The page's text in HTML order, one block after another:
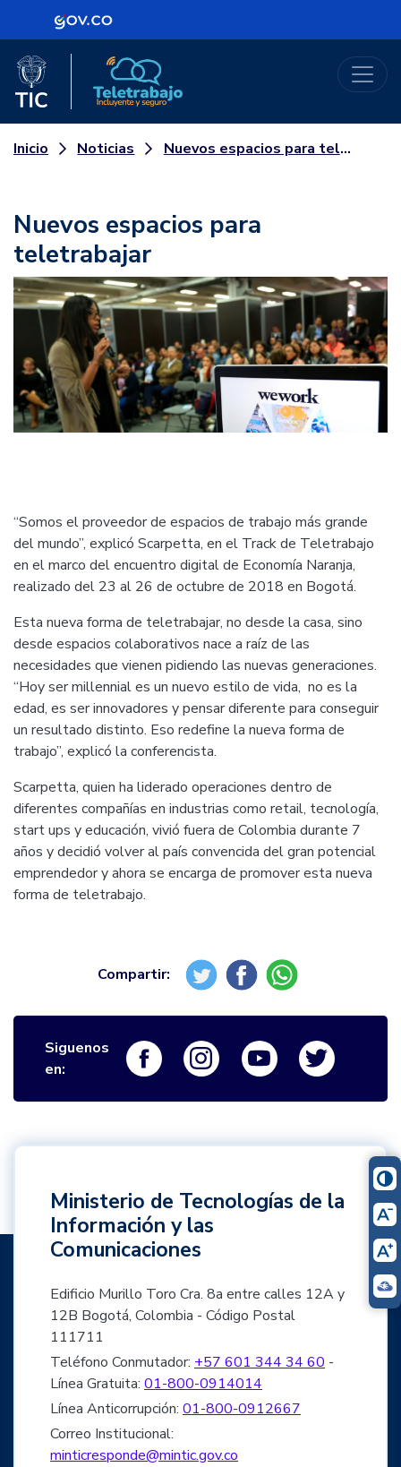
Logo Gobierno de Colombia
Logo del Ministerio TIC
Inicio Noticias Nuevos espacios para teletrabajar
Nuevos espacios para
teletrabajar
“Somos el proveedor de espacios de trabajo más grande
del mundo”, explicó Scarpetta, en el Track de Teletrabajo
en el marco del encuentro digital de Economía Naranja,
realizado del 23 al 26 de octubre de 2018 en Bogotá.
Esta nueva forma de teletrabajar, no desde la casa, sino
desde espacios colaborativos nace a raíz de las
necesidades que vienen pidiendo las nuevas generaciones.
“Hoy ser millennial es un nuevo estilo de vida, no es la
edad, es ser innovadores y pensar diferente para conseguir
un resultado distinto. Eso redefine la nueva forma de
trabajo”, explicó la conferencista.
Scarpetta, quien ha liderado operaciones dentro de
diferentes compañías en industrias como retail, tecnología,
start ups y educación, vivió fuera de Colombia durante 7
años y decidió volver al país convencida del gran potencial
emprendedor y ahora se encarga de promover esta nueva
forma de teletrabajo.
Siguenos
en:
Logo FacebookLogo InstagramLogo Youtube
Ministerio de Tecnologías de la
Información y las
Comunicaciones
Edificio Murillo Toro Cra. 8a entre calles 12A y
12B Bogotá, Colombia - Código Postal
111711
Teléfono Conmutador: +57 601 344 34 60 -
Línea Gratuita: 01-800-0914014
Línea Anticorrupción: 01-800-0912667
Correo Institucional:
minticresponde@mintic.gov.co